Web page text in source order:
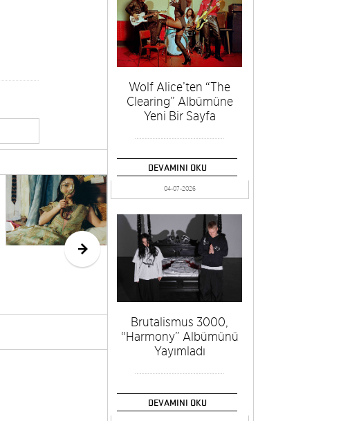
KNEECAP’ten
Öncesi Yeni
Tekli: “Irish
Goodbye”
Wolf Alice’ten “The
Clearing” Albümüne
Yeni Bir Sayfa
DEVAMINI OKU
04-07-2026
Brutalismus 3000,
“Harmony” Albümünü
Yayımladı
DEVAMINI OKU